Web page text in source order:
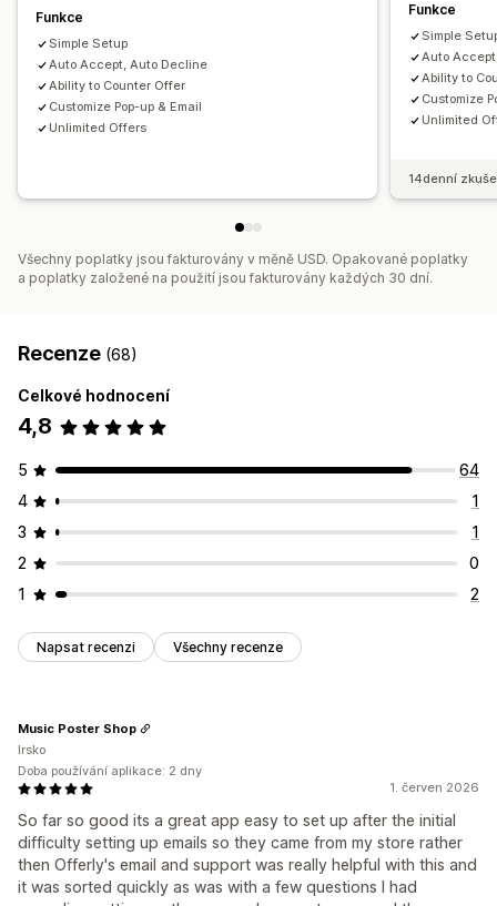
Funkce
Simple Setup
Auto Accept, Auto Decline
Ability to Counter Offer
Customize Pop-up & Email
Unlimited Offers
Funkce
Simple
Auto
Ability to
Customize
Unlimited
14denní
Všechny poplatky jsou fakturovány v měně USD. Opakované poplatky
a poplatky založené na použití jsou fakturovány každých 30 dní.
Recenze (68)
Celkové hodnocení
4,8
5
64
4
1
3
1
2
0
1
2
Napsat recenzi Všechny recenze
1. červen 2026
So far so good its a great app easy to set up after the initial
difficulty setting up emails so they came from my store rather
then Offerly's email and support was really helpful with this and
it was sorted quickly as was with a few questions I had
Music Poster Shop
Irsko
Doba používání aplikace: 2 dny